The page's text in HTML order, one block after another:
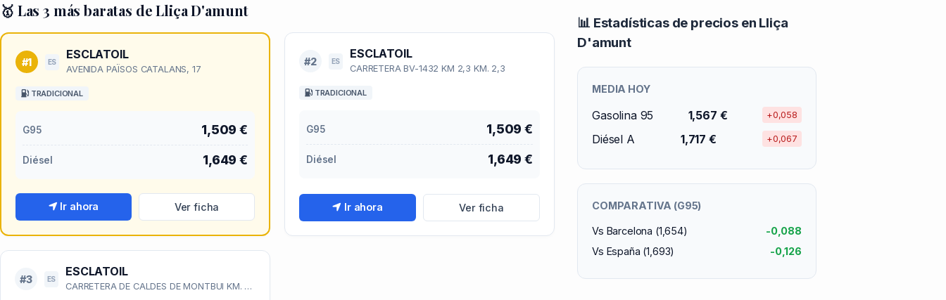
🥇 Las 3 más baratas de Lliça D'amunt
#1 ES
ESCLATOIL
AVENIDA PAÏSOS CATALANS, 17
TRADICIONAL
G95 1,509 €
Diésel 1,649 €
Ir ahora Ver ficha
#2 ES
ESCLATOIL
CARRETERA BV-1432 KM 2,3 KM. 2,3
TRADICIONAL
G95 1,509 €
Diésel 1,649 €
Ir ahora Ver ficha
#3 ES
ESCLATOIL
CARRETERA DE CALDES DE MONTBUI KM. 147
📊 Estadísticas de precios en Lliça
D'amunt
MEDIA HOY
Gasolina 95 1,567 € +0,058
Diésel A 1,717 € +0,067
COMPARATIVA (G95)
Vs Barcelona (1,654)
-0,088
Vs España (1,693)
-0,126